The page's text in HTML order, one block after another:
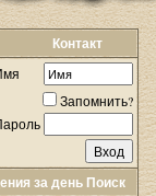
Контакт
Запомнить?
за день Поиск